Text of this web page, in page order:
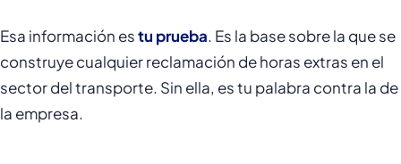
Esa información estu prueba. Es la base sobre la que se
construye cualquier reclamación de horas extras en el
sector del transporte. Sin ella, es tu palabra contra la de
la empresa.